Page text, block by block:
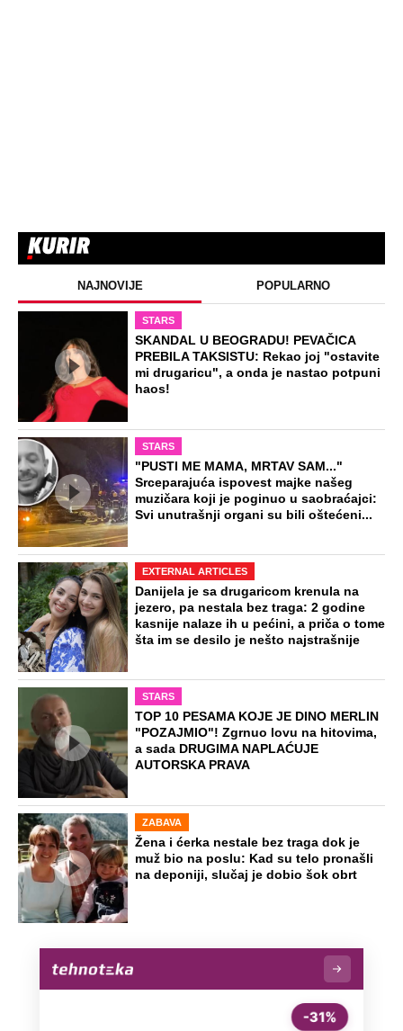
NAJNOVIJE POPULARNO
STARS
SKANDAL U BEOGRADU! PEVAČICA
PREBILA TAKSISTU: Rekao joj "ostavite
mi drugaricu", a onda je nastao potpuni
haos!
STARS
"PUSTI ME MAMA, MRTAV SAM..."
Srceparajuća ispovest majke našeg
muzičara koji je poginuo u saobraćajci:
Svi unutrašnji organi su bili oštećeni...
EXTERNAL ARTICLES
Danijela je sa drugaricom krenula na
jezero, pa nestala bez traga: 2 godine
kasnije nalaze ih u pećini, a priča o tome
šta im se desilo je nešto najstrašnije
STARS
TOP 10 PESAMA KOJE JE DINO MERLIN
"POZAJMIO"! Zgrnuo lovu na hitovima,
a sada DRUGIMA NAPLAĆUJE
AUTORSKA PRAVA
ZABAVA
Žena i ćerka nestale bez traga dok je
muž bio na poslu: Kad su telo pronašli
na deponiji, slučaj je dobio šok obrt